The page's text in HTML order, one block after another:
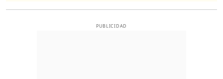
PUBLICIDAD